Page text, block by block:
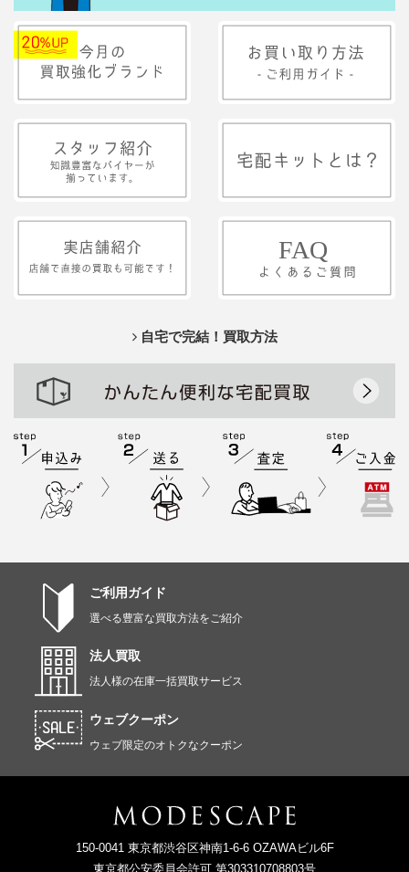
自宅で完結！買取方法
ご利用ガイド
選べる豊富な買取方法をご紹介
法人買取
法人様の在庫一括買取サービス
ウェブクーポン
ウェブ限定のオトクなクーポン
150-0041 東京都渋谷区神南1-6-6 OZAWAビル6F
東京都公安委員会許可 第303310708803号